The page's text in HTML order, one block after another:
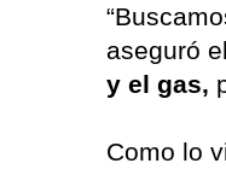
aseguró el
y el gas,
Como lo